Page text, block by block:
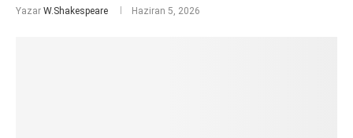
Yazar W.Shakespeare Haziran 5, 2026